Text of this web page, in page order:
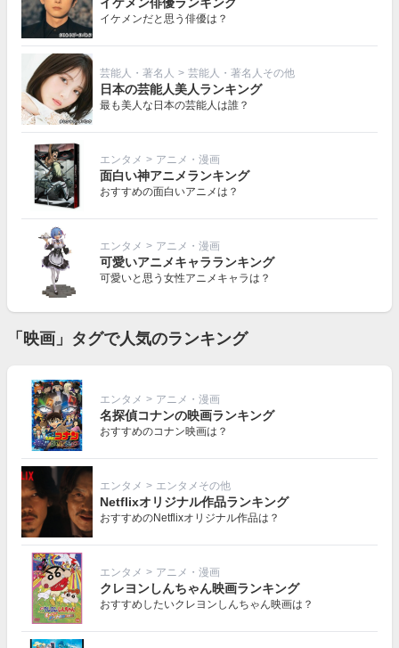
イケメンだと思う俳優は？
芸能人・著名人 > 芸能人・著名人その他
日本の芸能人美人ランキング
最も美人な日本の芸能人は誰？
エンタメ > アニメ・漫画
面白い神アニメランキング
おすすめの面白いアニメは？
エンタメ > アニメ・漫画
可愛いアニメキャラランキング
可愛いと思う女性アニメキャラは？
「映画」タグで人気のランキング
エンタメ > アニメ・漫画
名探偵コナンの映画ランキング
おすすめのコナン映画は？
エンタメ > エンタメその他
Netflixオリジナル作品ランキング
おすすめのNetflixオリジナル作品は？
エンタメ > アニメ・漫画
クレヨンしんちゃん映画ランキング
おすすめしたいクレヨンしんちゃん映画は？